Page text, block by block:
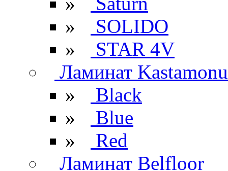
»
SOLIDO
»
STAR 4V
Ламинат Kastamonu
»
Black
»
Blue
»
Red
Ламинат Belfloor